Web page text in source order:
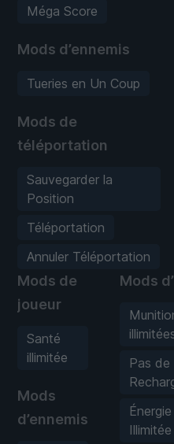
Méga Score
Mods d’ennemis
Tueries en Un Coup
Mods de
téléportation
Sauvegarder la
Position
Téléportation
Annuler Téléportation
Mods de
joueur
Santé
illimitée
Mods
d’ennemis
Mods
Pas de
Énergie
Illimitée